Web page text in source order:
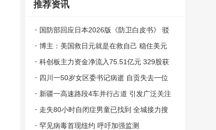
推荐资讯
国防部回应日本2026版《防卫白皮书》 驳
斥虚假叙事
博主：美国救日元就是在救自己 稳住美元
体系与霸权
科创板主力资金净流入75.51亿元 329股获
主力青睐
四川一50岁女区委书记病逝 自贡失去一位
杰出领导者
新疆一高速路段4车并行占道 引发广泛关注
走失80小时自闭症男童已找到 全城接力搜
救成功
罕见病毒首现纽约 呼吁加强监测